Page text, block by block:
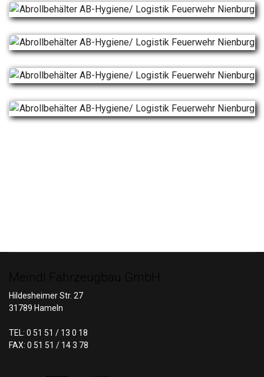
Hildesheimer Str. 27
31789 Hameln
TEL: 0 51 51 / 13 0 18
FAX: 0 51 51 / 14 3 78